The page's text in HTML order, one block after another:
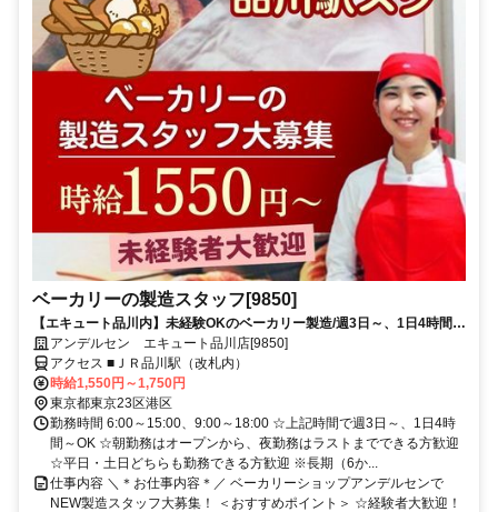
ベーカリーの製造スタッフ[9850]
【エキュート品川内】未経験OKのベーカリー製造/週3日～、1日4時間～
OK/早朝・土日祝の手当てもあり♪
アンデルセン エキュート品川店[9850]
アクセス ■ＪＲ品川駅（改札内）
時給1,550円～1,750円
東京都東京23区港区
勤務時間 6:00～15:00、9:00～18:00 ☆上記時間で週3日～、1日4時
間～OK ☆朝勤務はオープンから、夜勤務はラストまでできる方歓迎
☆平日・土日どちらも勤務できる方歓迎 ※長期（6か...
仕事内容 ＼＊お仕事内容＊／ ベーカリーショップアンデルセンで
NEW製造スタッフ大募集！ ＜おすすめポイント＞ ☆経験者大歓迎！